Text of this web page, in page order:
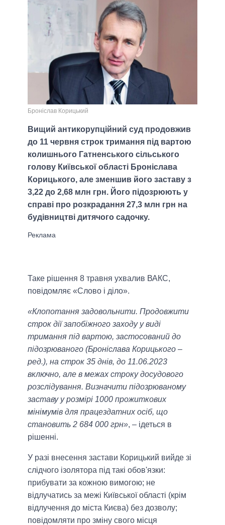
Броніслав Корицький
Вищий антикорупційний суд продовжив
до 11 червня строк тримання під вартою
колишнього Гатненського сільського
голову Київської області Броніслава
Корицького, але зменшив його заставу з
3,22 до 2,68 млн грн. Його підозрюють у
справі про розкрадання 27,3 млн грн на
будівництві дитячого садочку.
Таке рішення 8 травня ухвалив ВАКС,
повідомляє «Слово і діло».
«Клопотання задовольнити. Продовжити
строк дії запобіжного заходу у виді
тримання під вартою, застосований до
підозрюваного (Броніслава Корицького –
ред.), на строк 35 днів, до 11.06.2023
включно, але в межах строку досудового
розслідування. Визначити підозрюваному
заставу у розмірі 1000 прожиткових
мінімумів для працездатних осіб, що
становить 2 684 000 грн», – ідеться в
рішенні.
У разі внесення застави Корицький вийде зі
слідчого ізолятора під такі обов'язки:
прибувати за кожною вимогою; не
відлучатись за межі Київської області (крім
відлучення до міста Києва) без дозволу;
повідомляти про зміну свого місця